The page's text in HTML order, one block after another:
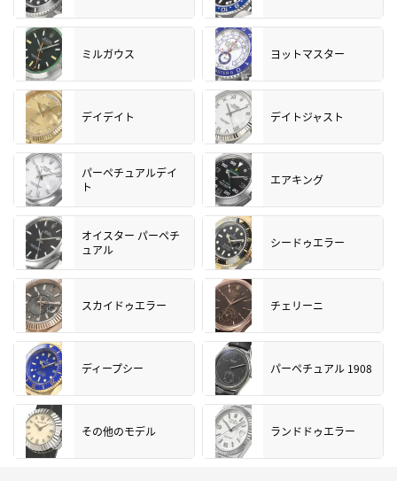
ミルガウス ヨットマスター
デイデイト デイトジャスト
パーペチュアルデイ
ト
エアキング
オイスター パーペチ
ュアル
シードゥエラー
スカイドゥエラー チェリーニ
ディープシー パーペチュアル 1908
その他のモデル ランドドゥエラー